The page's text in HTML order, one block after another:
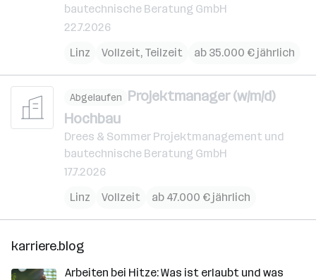
bautechnische Beratung GmbH
22.7.2026
Linz
Vollzeit, Teilzeit ab 35.000 € jährlich
Abgelaufen Projektmanager (w/m/d)
Hochbau
Drees & Sommer Projektmanagement und
bautechnische Beratung GmbH
17.7.2026
Linz
Vollzeit ab 47.000 € jährlich
karriere.blog
Arbeiten bei Hitze: Was ist erlaubt und was